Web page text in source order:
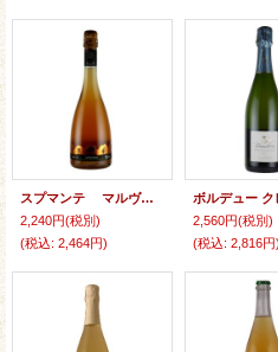
スプマンテ マルヴァジア 2022 ファビュラス (オレンジ：泡)
2,240円(税別)
(税込: 2,464円)
2,560円(税別)
(税込: 2,816円)